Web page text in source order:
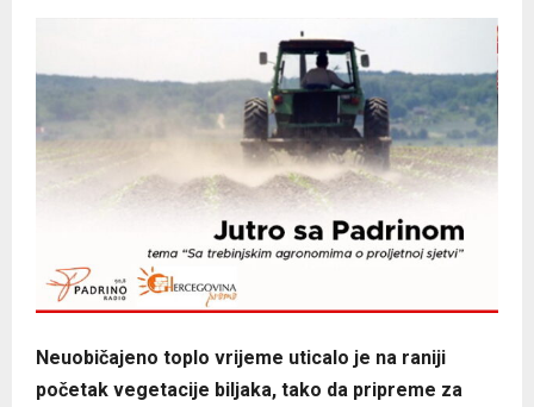
Neuobičajeno toplo vrijeme uticalо je na raniji
početak vegetacije biljaka, tako da pripreme za